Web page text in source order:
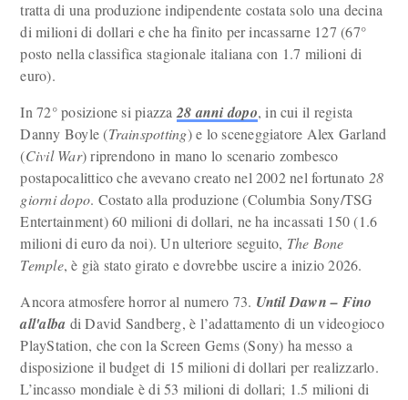
tratta di una produzione indipendente costata solo una decina
di milioni di dollari e che ha finito per incassarne 127 (67°
posto nella classifica stagionale italiana con 1.7 milioni di
euro).
In 72° posizione si piazza 28 anni dopo, in cui il regista
Danny Boyle (Trainspotting) e lo sceneggiatore Alex Garland
(Civil War) riprendono in mano lo scenario zombesco
postapocalittico che avevano creato nel 2002 nel fortunato 28
giorni dopo. Costato alla produzione (Columbia Sony/TSG
Entertainment) 60 milioni di dollari, ne ha incassati 150 (1.6
milioni di euro da noi). Un ulteriore seguito, The Bone
Temple, è già stato girato e dovrebbe uscire a inizio 2026.
Ancora atmosfere horror al numero 73. Until Dawn – Fino
all'alba di David Sandberg, è l’adattamento di un videogioco
PlayStation, che con la Screen Gems (Sony) ha messo a
disposizione il budget di 15 milioni di dollari per realizzarlo.
L’incasso mondiale è di 53 milioni di dollari; 1.5 milioni di